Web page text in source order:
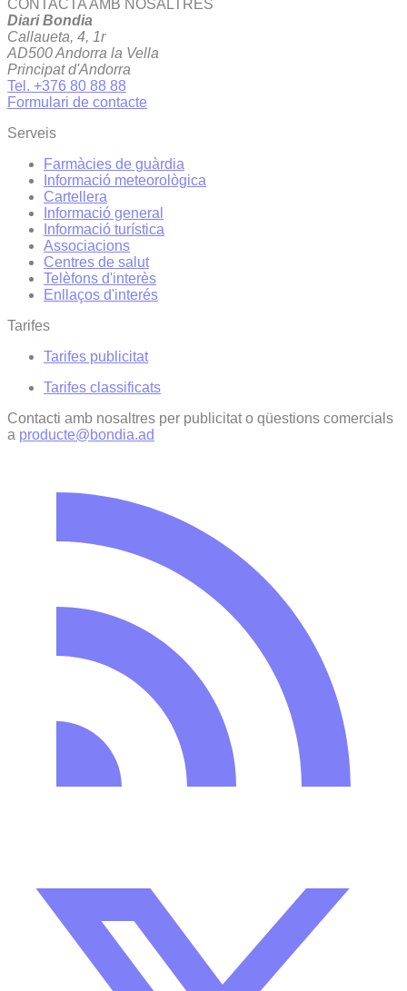
CONTACTA AMB NOSALTRES
Diari Bondia
Callaueta, 4, 1r
AD500 Andorra la Vella
Principat d'Andorra
Tel. +376 80 88 88
Formulari de contacte
Serveis
Farmàcies de guàrdia
Informació meteorològica
Cartellera
Informació general
Informació turística
Associacions
Centres de salut
Telèfons d'interès
Enllaços d'interés
Tarifes
Tarifes publicitat
Tarifes classificats
Contacti amb nosaltres per publicitat o qüestions comercials
a producte@bondia.ad